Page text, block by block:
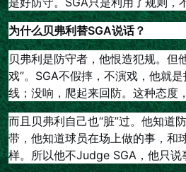
为什么贝弗利替SGA说话？
贝弗利是防守者，他恨造犯规。但
戏”。SGA不假摔，不演戏，他就
线；没响，爬起来回防。这种态度
而且贝弗利自己也“脏”过。他知道
带，他知道球员在场上做的事，和
样。所以他不Judge SGA，他只说